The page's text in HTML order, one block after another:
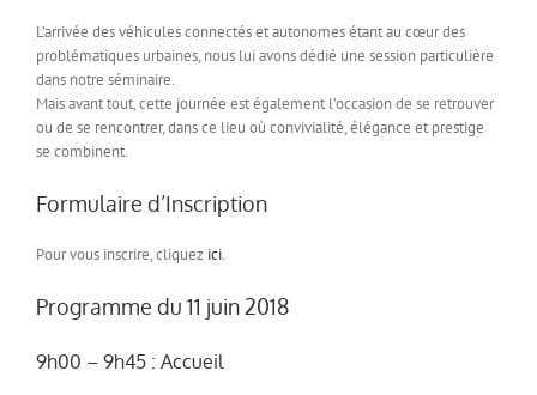
L’arrivée des véhicules connectés et autonomes étant au cœur des
problématiques urbaines, nous lui avons dédié une session particulière
dans notre séminaire.
Mais avant tout, cette journée est également l’occasion de se retrouver
ou de se rencontrer, dans ce lieu où convivialité, élégance et prestige
se combinent.
Formulaire d’Inscription
Pour vous inscrire, cliquez ici.
Programme du 11 juin 2018
9h00 – 9h45 : Accueil